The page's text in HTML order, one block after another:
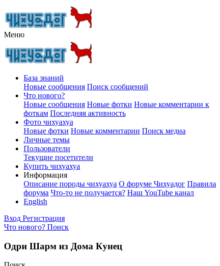
Меню
База знаний
Новые сообщения Поиск сообщений
Что нового?
Новые сообщения Новые фотки Новые комментарии к
фоткам Последняя активность
Фото чихуахуа
Новые фотки Новые комментарии Поиск медиа
Личные темы
Пользователи
Текущие посетители
Купить чихуахуа
Информация
Описание породы чихуахуа О форуме Чихуадог Правила
форума Что-то не получается? Наш YouTube канал
English
Вход Регистрация
Что нового? Поиск
Одри Шарм из Дома Кунец